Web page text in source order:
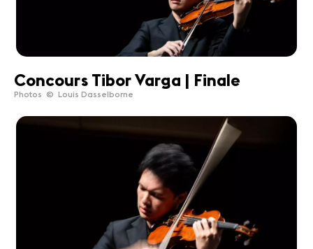
Concours Tibor Varga | Finale
Photos © Louis Dasselborne